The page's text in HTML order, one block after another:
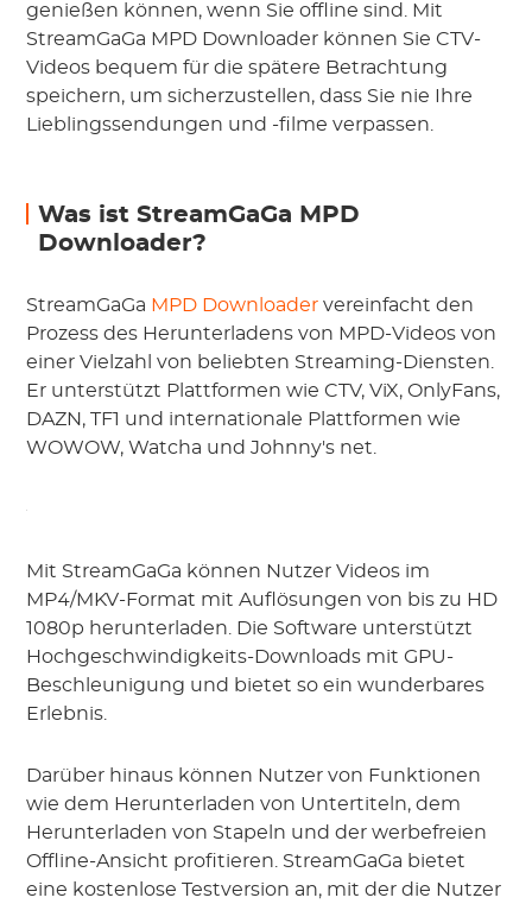
genießen können, wenn Sie offline sind. Mit
StreamGaGa MPD Downloader können Sie CTV-
Videos bequem für die spätere Betrachtung
speichern, um sicherzustellen, dass Sie nie Ihre
Lieblingssendungen und -filme verpassen.
Was ist StreamGaGa MPD
Downloader?
StreamGaGa MPD Downloader vereinfacht den
Prozess des Herunterladens von MPD-Videos von
einer Vielzahl von beliebten Streaming-Diensten.
Er unterstützt Plattformen wie CTV, ViX, OnlyFans,
DAZN, TF1 und internationale Plattformen wie
WOWOW, Watcha und Johnny's net.
Mit StreamGaGa können Nutzer Videos im
MP4/MKV-Format mit Auflösungen von bis zu HD
1080p herunterladen. Die Software unterstützt
Hochgeschwindigkeits-Downloads mit GPU-
Beschleunigung und bietet so ein wunderbares
Erlebnis.
Darüber hinaus können Nutzer von Funktionen
wie dem Herunterladen von Untertiteln, dem
Herunterladen von Stapeln und der werbefreien
Offline-Ansicht profitieren. StreamGaGa bietet
eine kostenlose Testversion an, mit der die Nutzer